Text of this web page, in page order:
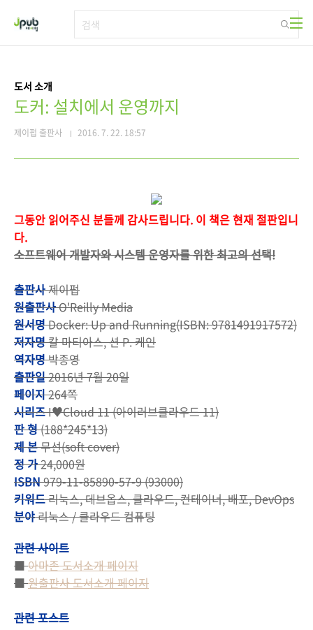
도서 소개
도커: 설치에서 운영까지
제이펍 출판사 2016. 7. 22. 18:57
그동안 읽어주신 분들께 감사드립니다. 이 책은 현재 절판입니
다.
소프트웨어 개발자와 시스템 운영자를 위한 최고의 선택!
출판사제이펍
원출판사O'Reilly Media
원서명Docker: Up and Running(ISBN: 9781491917572)
저자명칼 마티아스, 션 P. 케인
역자명박종영
출판일2016년 7월 20일
페이지264쪽
시리즈I♥Cloud 11 (아이러브클라우드 11)
판 형(188*245*13)
제 본무선(soft cover)
정 가24,000원
ISBN979-11-85890-57-9 (93000)
키워드리눅스, 데브옵스, 클라우드, 컨테이너, 배포, DevOps
분야리눅스 / 클라우드 컴퓨팅
관련 사이트
■아마존 도서소개 페이지
■원출판사 도서소개 페이지
관련 포스트